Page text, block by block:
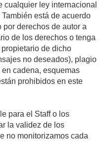
cualquier ley internacional
está de acuerdo
derechos de autor a
de los derechos o tenga
de dicho
no deseados), plagio
cadena, esquemas
prohibidos en este
para el Staff o los
la validez de los
no monitorizamos cada